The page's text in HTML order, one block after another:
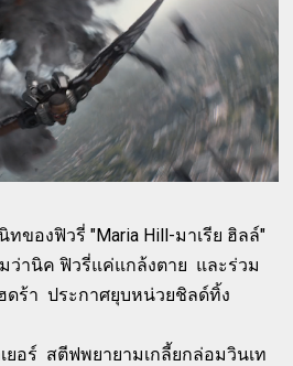
ของฟิวรี่ "Maria Hill-มาเรีย ฮิลล์"
ว่านิค ฟิวรี่แค่แกล้งตาย และร่วม
ดร้า ประกาศยุบหน่วยชิลด์ทิ้ง
อร์ สตีฟพยายามเกลี้ยกล่อมวินเท